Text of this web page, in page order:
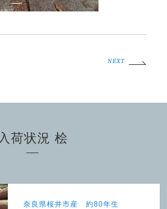
NEXT
入荷状況 桧
奈良県桜井市産 約80年生